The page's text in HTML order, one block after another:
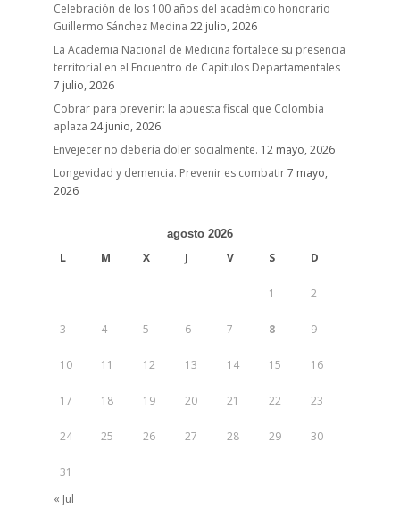
Celebración de los 100 años del académico honorario
Guillermo Sánchez Medina 22 julio, 2026
La Academia Nacional de Medicina fortalece su presencia
territorial en el Encuentro de Capítulos Departamentales
7 julio, 2026
Cobrar para prevenir: la apuesta fiscal que Colombia
aplaza 24 junio, 2026
Envejecer no debería doler socialmente. 12 mayo, 2026
Longevidad y demencia. Prevenir es combatir7 mayo,
2026
agosto 2026
L M X J V S D
1 2
3 4 5 6 7 8 9
10 11 12 13 14 15 16
17 18 19 20 21 22 23
24 25 26 27 28 29 30
31
« Jul